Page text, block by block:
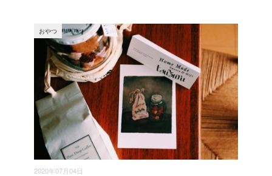
2020年07月04日
おやつ